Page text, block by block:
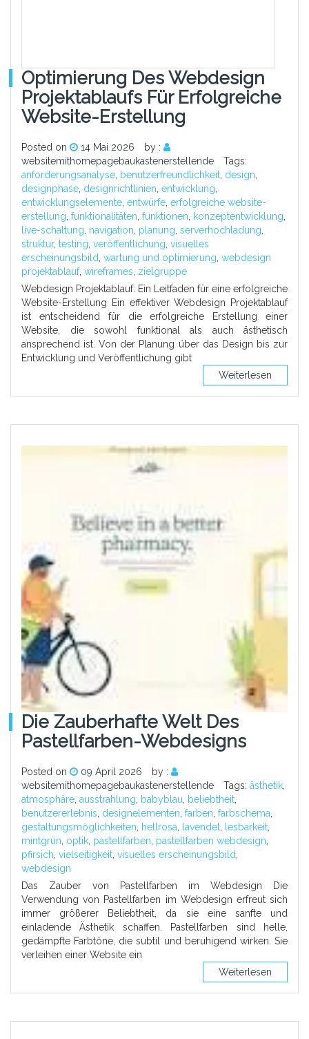
Optimierung Des Webdesign
Projektablaufs Für Erfolgreiche
Website-Erstellung
Posted on 14 Mai 2026
by :
websitemithomepagebaukastenerstellende
Tags:
anforderungsanalyse benutzerfreundlichkeit design
designphase designrichtlinien entwicklung
entwicklungselemente entwürfe erfolgreiche website-
erstellung funktionalitäten funktionen konzeptentwicklung
live-schaltung navigation planung serverhochladung
struktur, testing veröffentlichung visuelles
erscheinungsbild wartung und optimierung webdesign
projektablauf, wireframes zielgruppe
Webdesign Projektablauf: Ein Leitfaden für eine erfolgreiche
Website-Erstellung Ein effektiver Webdesign Projektablauf
ist entscheidend für die erfolgreiche Erstellung einer
Website, die sowohl funktional als auch ästhetisch
ansprechend ist. Von der Planung über das Design bis zur
Entwicklung und Veröffentlichung gibt
Weiterlesen
Die Zauberhafte Welt Des
Pastellfarben-Webdesigns
Posted on 09 April 2026
by :
websitemithomepagebaukastenerstellende
Tags: ästhetik
atmosphäre ausstrahlung babyblau beliebtheit
benutzererlebnis designelementen farben farbschema
gestaltungsmöglichkeiten
hellrosa lavendel lesbarkeit
mintgrün optik pastellfarben pastellfarben webdesign
pfirsich vielseitigkeit visuelles erscheinungsbild
webdesign
Das Zauber von Pastellfarben im Webdesign Die
Verwendung von Pastellfarben im Webdesign erfreut sich
immer größerer Beliebtheit, da sie eine sanfte und
einladende Ästhetik schaffen. Pastellfarben sind helle,
gedämpfte Farbtöne, die subtil und beruhigend wirken. Sie
verleihen einer Website ein
Weiterlesen